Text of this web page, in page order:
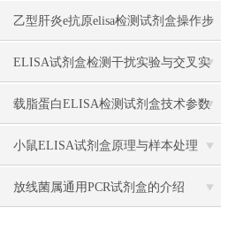
乙型肝炎e抗原elisa检测试剂盒操作步
骤
ELISA试剂盒检测干扰实验与交叉实
验应用
载脂蛋白ELISA检测试剂盒技术参数
小鼠ELISA试剂盒原理与样本处理
放线菌属通用PCR试剂盒的介绍